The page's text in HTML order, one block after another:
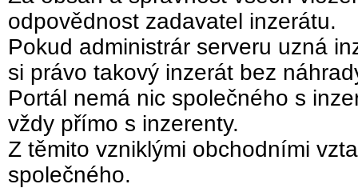
odpovědnost zadavatel inzerátu.
Pokud administrár serveru uzná
si právo takový inzerát bez
Portál nemá nic společného s
vždy přímo s inzerenty.
Z těmito vzniklými obchodními
společného.